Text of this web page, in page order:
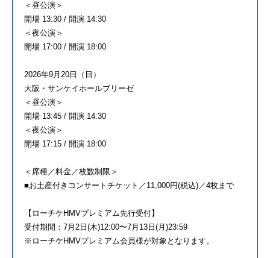
＜昼公演＞
開場 13:30 / 開演 14:30
＜夜公演＞
開場 17:00 / 開演 18:00
2026年9月20日（日）
大阪・サンケイホールブリーゼ
＜昼公演＞
開場 13:45 / 開演 14:30
＜夜公演＞
開場 17:15 / 開演 18:00
＜席種／料金／枚数制限＞
■お土産付きコンサートチケット／11,000円(税込)／4枚まで
【ローチケHMVプレミアム先行受付】
受付期間：7月2日(木)12:00〜7月13日(月)23:59
※ローチケHMVプレミアム会員様が対象となります。